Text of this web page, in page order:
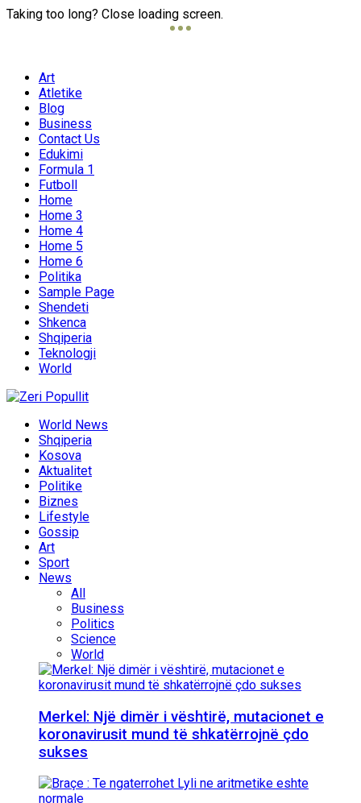
Taking too long? Close loading screen.
Art
Atletike
Blog
Business
Contact Us
Edukimi
Formula 1
Futboll
Home
Home 3
Home 4
Home 5
Home 6
Politika
Sample Page
Shendeti
Shkenca
Shqiperia
Teknologji
World
World News
Shqiperia
Kosova
Aktualitet
Politike
Biznes
Lifestyle
Gossip
Art
Sport
News
All
Business
Politics
Science
World
Merkel: Një dimër i vështirë, mutacionet e
koronavirusit mund të shkatërrojnë çdo
sukses